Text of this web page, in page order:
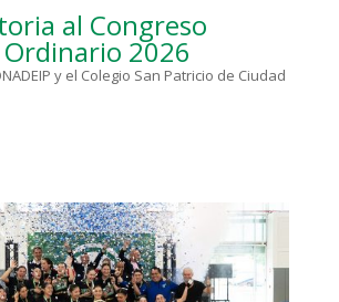
al Congreso
2026
y el Colegio San Patricio de Ciudad